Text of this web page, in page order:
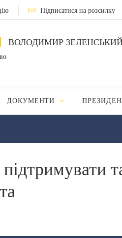
Підписатися на розсилку
ВОЛОДИМИР
ДОКУМЕНТИ